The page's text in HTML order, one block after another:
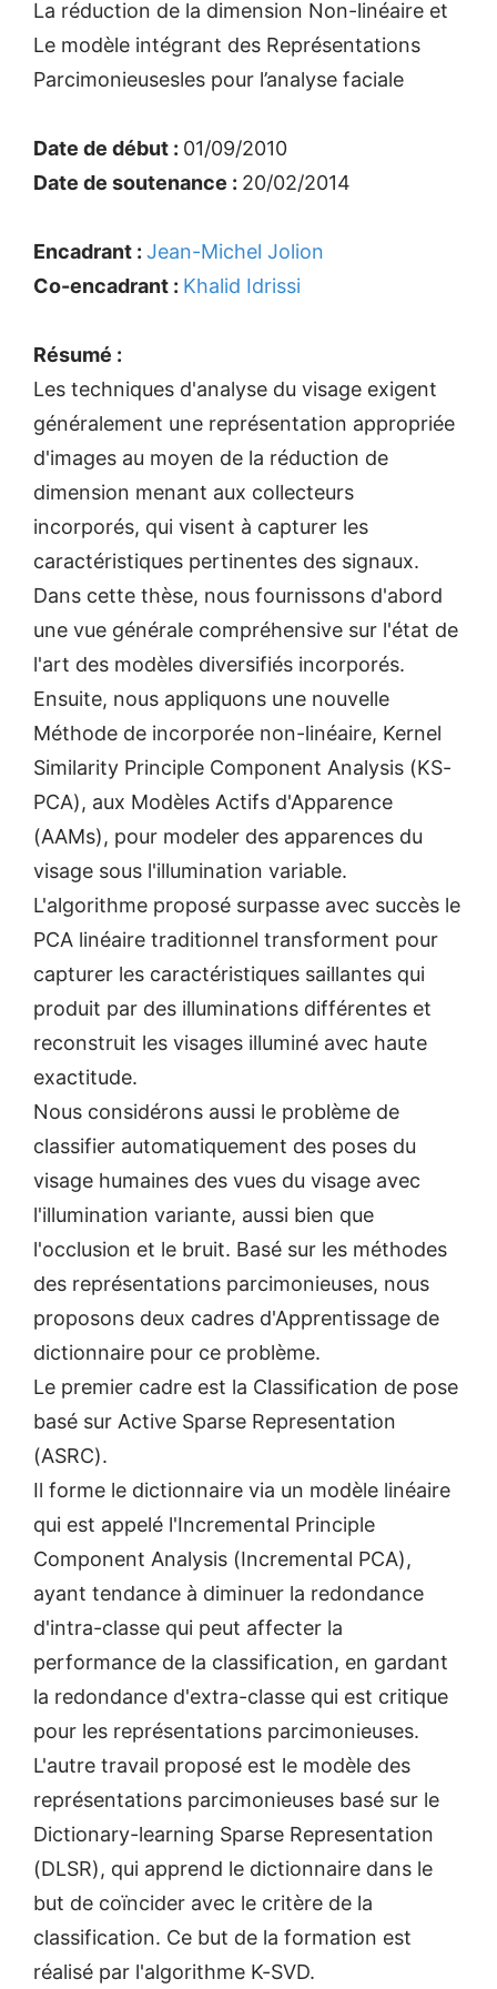
La réduction de la dimension Non-linéaire et
Le modèle intégrant des Représentations
Parcimonieusesles pour l’analyse faciale
Date de début : 01/09/2010
Date de soutenance : 20/02/2014
Encadrant : Jean-Michel Jolion
Co-encadrant : Khalid Idrissi
Résumé :
Les techniques d'analyse du visage exigent
généralement une représentation appropriée
d'images au moyen de la réduction de
dimension menant aux collecteurs
incorporés, qui visent à capturer les
caractéristiques pertinentes des signaux.
Dans cette thèse, nous fournissons d'abord
une vue générale compréhensive sur l'état de
l'art des modèles diversifiés incorporés.
Ensuite, nous appliquons une nouvelle
Méthode de incorporée non-linéaire, Kernel
Similarity Principle Component Analysis (KS-
PCA), aux Modèles Actifs d'Apparence
(AAMs), pour modeler des apparences du
visage sous l'illumination variable.
L'algorithme proposé surpasse avec succès le
PCA linéaire traditionnel transforment pour
capturer les caractéristiques saillantes qui
produit par des illuminations différentes et
reconstruit les visages illuminé avec haute
exactitude.
Nous considérons aussi le problème de
classifier automatiquement des poses du
visage humaines des vues du visage avec
l'illumination variante, aussi bien que
l'occlusion et le bruit. Basé sur les méthodes
des représentations parcimonieuses, nous
proposons deux cadres d'Apprentissage de
dictionnaire pour ce problème.
Le premier cadre est la Classification de pose
basé sur Active Sparse Representation
(ASRC).
Il forme le dictionnaire via un modèle linéaire
qui est appelé l'Incremental Principle
Component Analysis (Incremental PCA),
ayant tendance à diminuer la redondance
d'intra-classe qui peut affecter la
performance de la classification, en gardant
la redondance d'extra-classe qui est critique
pour les représentations parcimonieuses.
L'autre travail proposé est le modèle des
représentations parcimonieuses basé sur le
Dictionary-learning Sparse Representation
(DLSR), qui apprend le dictionnaire dans le
but de coïncider avec le critère de la
classification. Ce but de la formation est
réalisé par l'algorithme K-SVD.